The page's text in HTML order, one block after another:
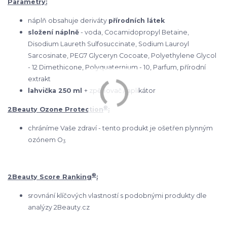
Parametry:
náplň obsahuje deriváty přírodních látek
složení náplně - voda, Cocamidopropyl Betaine,
Disodium Laureth Sulfosuccinate, Sodium Lauroyl
Sarcosinate, PEG7 Glyceryn Cocoate, Polyethylene Glycol
- 12 Dimethicone, Polyquaternium - 10, Parfum, přírodní
extrakt
lahvička 250 ml + zpěňovač / aplikátor
2Beauty Ozone Protection®:
chráníme Vaše zdraví - tento produkt je ošetřen plynným
ozónem O3
2Beauty Score Ranking®:
srovnání klíčových vlastností s podobnými produkty dle
analýzy 2Beauty.cz